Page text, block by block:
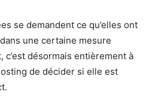
se demandent ce qu’elles ont
une certaine mesure
c’est désormais entièrement à
de décider si elle est